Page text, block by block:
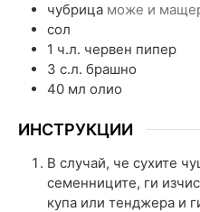
чубрица може и
сол
1 ч.л. червен пипер
3 с.л. брашно
40 мл олио
ИНСТРУКЦИИ
В случай, че сухите
семенниците, ги
купа или тенджера и